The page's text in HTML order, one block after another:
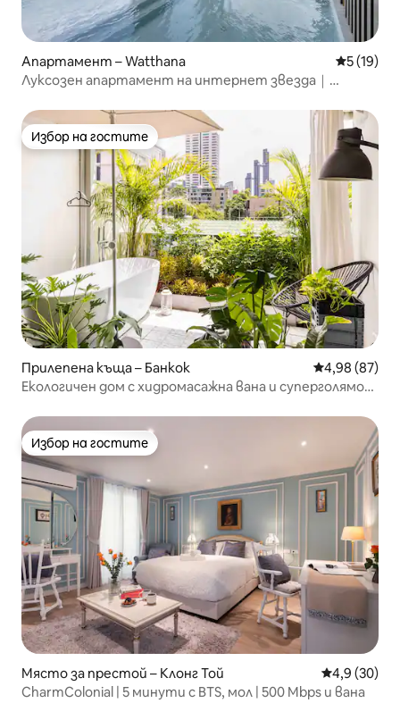
Апартамент – Watthana Средна
5 (19)
Луксозен апартамент на интернет звезда｜
нощния живот на T21 & Sukhumvit!
Избор на гостите
Избор на гостите
Прилепена къща – Банкок Средна
4,98 (87)
Екологичен дом с хидромасажна вана и суперголямо
Избор на гостите
Избор на гостите
Място за престой – Клонг Той Средна
4,9 (30)
CharmColonial | 5 минути с BTS, мол | 500 Mbps и вана